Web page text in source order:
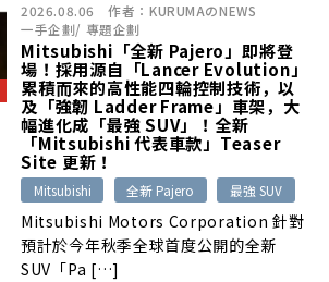
2026.08.06 作者： KURUMAのNEWS
一手企劃/ 專題企劃
Mitsubishi「全新 Pajero」即將登
場！採用源自「Lancer Evolution」
累積而來的高性能四輪控制技術，以
及「強韌 Ladder Frame」車架，大
幅進化成「最強 SUV」！全新
「Mitsubishi 代表車款」Teaser
Site 更新！
Mitsubishi 全新 Pajero 最強 SUV
Mitsubishi Motors Corporation 針對
預計於今年秋季全球首度公開的全新
SUV「Pa […]